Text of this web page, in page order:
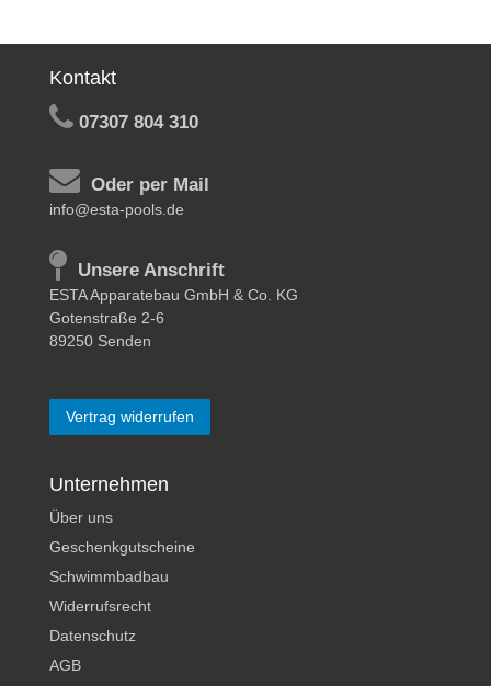
Kontakt
07307 804 310
Oder per Mail
info@esta-pools.de
Unsere Anschrift
ESTA Apparatebau GmbH & Co. KG
Gotenstraße 2-6
89250 Senden
Vertrag widerrufen
Unternehmen
Über uns
Geschenkgutscheine
Schwimmbadbau
Widerrufsrecht
Datenschutz
AGB